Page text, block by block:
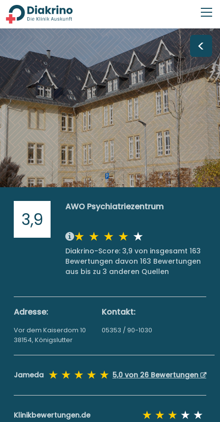
<
3,9
AWO Psychiatriezentrum
Diakrino-Score: 3,9 von insgesamt 163
Bewertungen davon 163 Bewertungen
aus bis zu 3 anderen Quellen
Adresse:
Vor dem Kaiserdom 10
38154, Königslutter
Kontakt:
05353 / 90-1030
Jameda 5,0 von 26 Bewertungen
Klinikbewertungen.de